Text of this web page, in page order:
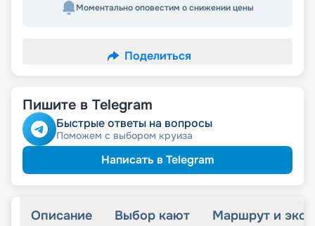
Моментально оповестим о снижении цены
Поделиться
Пишите в Telegram
Быстрые ответы на вопросы
Поможем с выбором круиза
Написать в Telegram
Описание Выбор кают Маршрут и